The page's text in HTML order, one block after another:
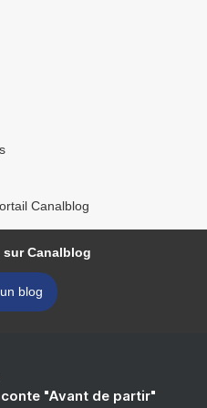
Canalblog
Canalblog
blog
"Avant de partir"